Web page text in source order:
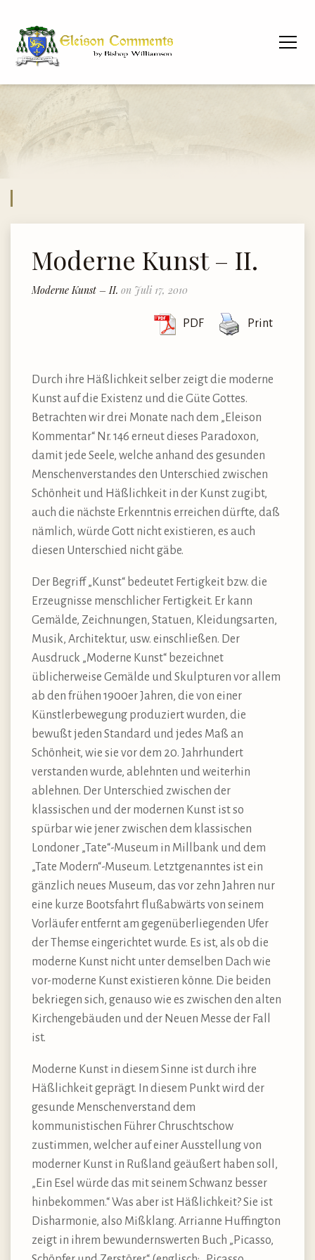
Moderne Kunst – II.
Moderne Kunst – II. on Juli 17, 2010
PDF Print
Durch ihre Häßlichkeit selber zeigt die moderne
Kunst auf die Existenz und die Güte Gottes.
Betrachten wir drei Monate nach dem „Eleison
Kommentar“ Nr. 146 erneut dieses Paradoxon,
damit jede Seele, welche anhand des gesunden
Menschenverstandes den Unterschied zwischen
Schönheit und Häßlichkeit in der Kunst zugibt,
auch die nächste Erkenntnis erreichen dürfte, daß
nämlich, würde Gott nicht existieren, es auch
diesen Unterschied nicht gäbe.
Der Begriff „Kunst“ bedeutet Fertigkeit bzw. die
Erzeugnisse menschlicher Fertigkeit. Er kann
Gemälde, Zeichnungen, Statuen, Kleidungsarten,
Musik, Architektur, usw. einschließen. Der
Ausdruck „Moderne Kunst“ bezeichnet
üblicherweise Gemälde und Skulpturen vor allem
ab den frühen 1900er Jahren, die von einer
Künstlerbewegung produziert wurden, die
bewußt jeden Standard und jedes Maß an
Schönheit, wie sie vor dem 20. Jahrhundert
verstanden wurde, ablehnten und weiterhin
ablehnen. Der Unterschied zwischen der
klassischen und der modernen Kunst ist so
spürbar wie jener zwischen dem klassischen
Londoner „Tate“-Museum in Millbank und dem
„Tate Modern“-Museum. Letztgenanntes ist ein
gänzlich neues Museum, das vor zehn Jahren nur
eine kurze Bootsfahrt flußabwärts von seinem
Vorläufer entfernt am gegenüberliegenden Ufer
der Themse eingerichtet wurde. Es ist, als ob die
moderne Kunst nicht unter demselben Dach wie
vor-moderne Kunst existieren könne. Die beiden
bekriegen sich, genauso wie es zwischen den alten
Kirchengebäuden und der Neuen Messe der Fall
ist.
Moderne Kunst in diesem Sinne ist durch ihre
Häßlichkeit geprägt. In diesem Punkt wird der
gesunde Menschenverstand dem
kommunistischen Führer Chruschtschow
zustimmen, welcher auf einer Ausstellung von
moderner Kunst in Rußland geäußert haben soll,
„Ein Esel würde das mit seinem Schwanz besser
hinbekommen.“ Was aber ist Häßlichkeit? Sie ist
Disharmonie, also Mißklang. Arrianne Huffington
zeigt in ihrem bewundernswerten Buch „Picasso,